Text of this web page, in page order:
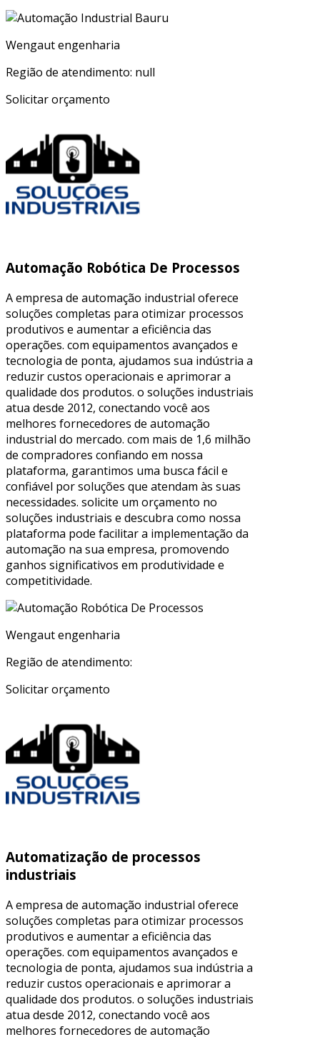
Wengaut engenharia
Região de atendimento: null
Solicitar orçamento
Automação Robótica De Processos
A empresa de automação industrial oferece
soluções completas para otimizar processos
produtivos e aumentar a eficiência das
operações. com equipamentos avançados e
tecnologia de ponta, ajudamos sua indústria a
reduzir custos operacionais e aprimorar a
qualidade dos produtos. o soluções industriais
atua desde 2012, conectando você aos
melhores fornecedores de automação
industrial do mercado. com mais de 1,6 milhão
de compradores confiando em nossa
plataforma, garantimos uma busca fácil e
confiável por soluções que atendam às suas
necessidades. solicite um orçamento no
soluções industriais e descubra como nossa
plataforma pode facilitar a implementação da
automação na sua empresa, promovendo
ganhos significativos em produtividade e
competitividade.
Wengaut engenharia
Região de atendimento:
Solicitar orçamento
Automatização de processos
industriais
A empresa de automação industrial oferece
soluções completas para otimizar processos
produtivos e aumentar a eficiência das
operações. com equipamentos avançados e
tecnologia de ponta, ajudamos sua indústria a
reduzir custos operacionais e aprimorar a
qualidade dos produtos. o soluções industriais
atua desde 2012, conectando você aos
melhores fornecedores de automação